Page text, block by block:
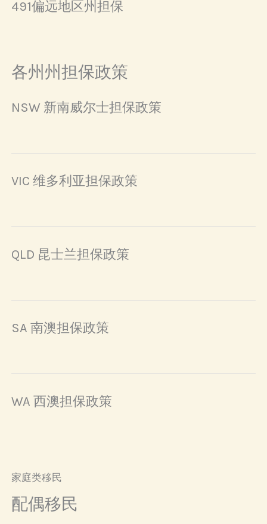
491偏远地区州担保
各州州担保政策
NSW 新南威尔士担保政策
VIC 维多利亚担保政策
QLD 昆士兰担保政策
SA 南澳担保政策
WA 西澳担保政策
家庭类移民
配偶移民